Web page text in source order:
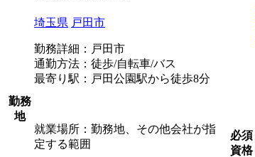
勤務
地
埼玉県 戸田市
勤務詳細：戸田市
通勤方法：徒歩/自転車/バス
最寄り駅：戸田公園駅から徒歩8分
就業場所：勤務地、その他会社が指
定する範囲
必須
資格